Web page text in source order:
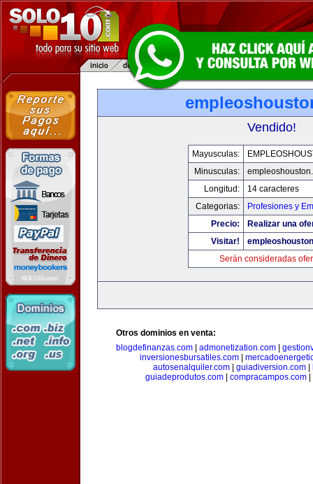
Vendido!
Mayusculas:
Minusculas:
Longitud:
14 caracteres
Categorias:
Profesiones y
Precio:
Realizar una
Visitar!
Serán consideradas
Otros dominios en venta:
blogdefinanzas.com
admonetization.com
inversionesbursatiles.com|
autosenalquiler.com| guiadiversion.com|
guiadeprodutos.com| compracampos.com|